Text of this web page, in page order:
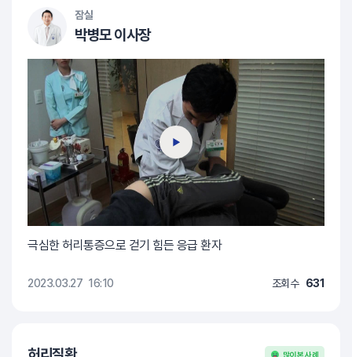
잠실
박병모 이사장
극심한 허리통증으로 걷기 힘든 응급 환자
2023.03.27 16:10 조회수 631
많이 본 사례